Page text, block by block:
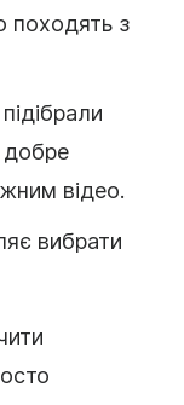
походять з
добре
відео.
вибрати